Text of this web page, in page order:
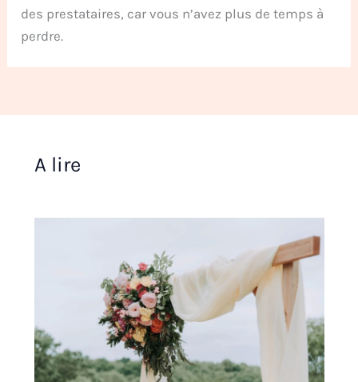
des prestataires, car vous n’avez plus de temps à
perdre.
A lire